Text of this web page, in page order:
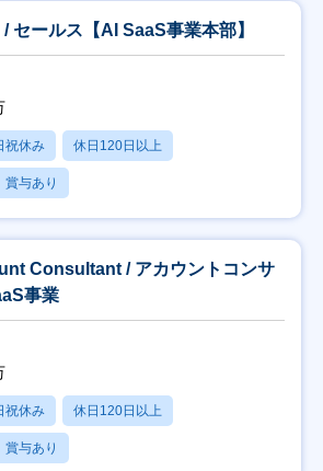
セールス【AI SaaS事業本部】
祝休み 休日120日以上
賞与あり
Consultant / アカウントコンサ
事業
祝休み 休日120日以上
賞与あり